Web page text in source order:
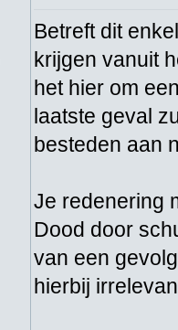
Betreft dit
krijgen vanuit
het hier om
laatste geval
besteden aan
Je redenering
Dood door
van een
hierbij